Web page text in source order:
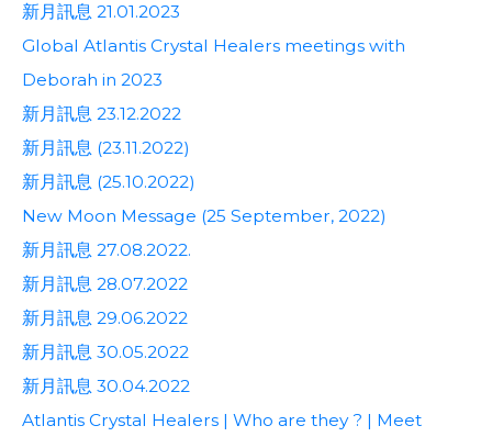
新月訊息 21.01.2023
Global Atlantis Crystal Healers meetings with
Deborah in 2023
新月訊息 23.12.2022
新月訊息 (23.11.2022)
新月訊息 (25.10.2022)
New Moon Message (25 September, 2022)
新月訊息 27.08.2022.
新月訊息 28.07.2022
新月訊息 29.06.2022
新月訊息 30.05.2022
新月訊息 30.04.2022
Atlantis Crystal Healers | Who are they ? | Meet